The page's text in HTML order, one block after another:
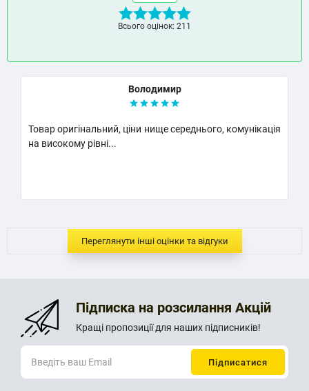
Всього оцінок: 211
Володимир
Товар оригінальний, ціни нище середнього, комунікація
на високому рівні...
Переглянути інші оцінки та відгуки
Підписка на розсилання Акцій
Кращі пропозиції для наших підписників!